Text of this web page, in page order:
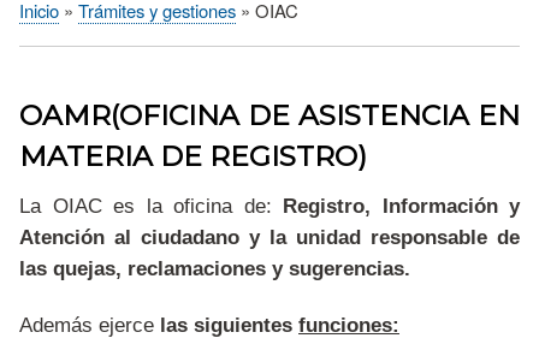
Sobrescribir
ayuda
a
navegación
Inicio Trámites y gestiones OIAC
OAMR(OFICINA DE ASISTENCIA EN
MATERIA DE REGISTRO)
La OIAC es la oficina de: Registro, Información y
Atención al ciudadano y la unidad responsable de
las quejas, reclamaciones y sugerencias.
Además ejerce las siguientes funciones: